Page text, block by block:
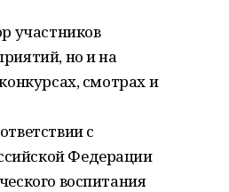
участников
но и на
смотрах и
с
Федерации
воспитания